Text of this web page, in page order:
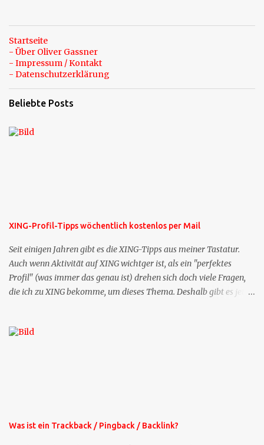
Startseite
- Über Oliver Gassner
- Impressum / Kontakt
- Datenschutzerklärung
Beliebte Posts
XING-Profil-Tipps wöchentlich kostenlos per Mail
Seit einigen Jahren gibt es die XING-Tipps aus meiner Tastatur.
Auch wenn Aktivität auf XING wichtger ist, als ein "perfektes
Profil" (was immer das genau ist) drehen sich doch viele Fragen,
die ich zu XING bekomme, um dieses Thema. Deshalb gibt es jetzt
bekommen Sie kostenlos eine weitere Folge. Die Startsequenz ist 16
Was ist ein Trackback / Pingback / Backlink?